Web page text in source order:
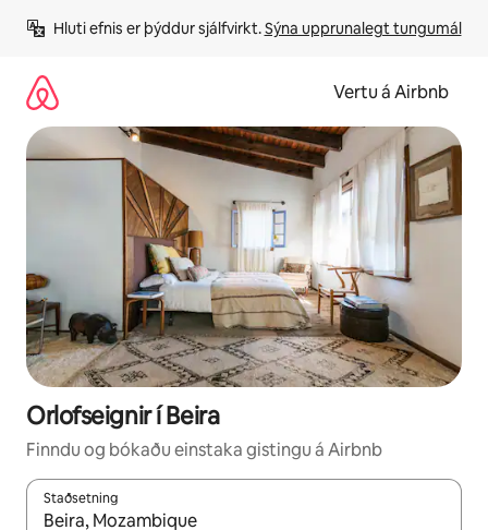
beint
Hluti efnis er þýddur sjálfvirkt. Sýna upprunalegt tungumál
Vertu á Airbnb
Orlofseignir í Beira
Finndu og bókaðu einstaka gistingu á Airbnb
Staðsetning
Þegar niðurstöður liggja fyrir skaltu nota upp og niður